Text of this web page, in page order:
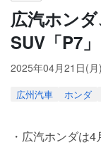
広汽ホン
SUV「P7
2025年04月21日(月)
広州汽車 ホンダ
・広汽ホンダは